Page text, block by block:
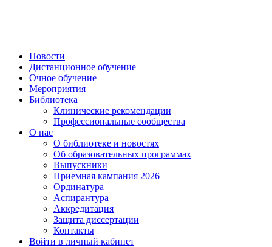
Новости
Дистанционное обучение
Очное обучение
Мероприятия
Библиотека
Клинические рекомендации
Профессиональные сообщества
О нас
О библиотеке и новостях
Об образовательных программах
Выпускники
Приемная кампания 2026
Ординатура
Аспирантура
Аккредитация
Защита диссертации
Контакты
Войти в личный кабинет